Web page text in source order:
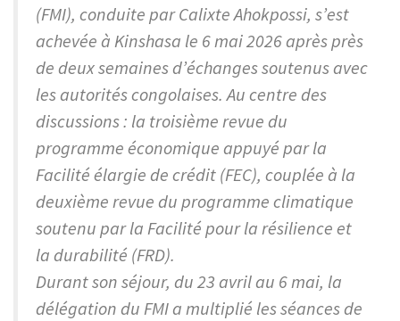
(FMI), conduite par Calixte Ahokpossi, s’est
achevée à Kinshasa le 6 mai 2026 après près
de deux semaines d’échanges soutenus avec
les autorités congolaises. Au centre des
discussions : la troisième revue du
programme économique appuyé par la
Facilité élargie de crédit (FEC), couplée à la
deuxième revue du programme climatique
soutenu par la Facilité pour la résilience et
la durabilité (FRD).
Durant son séjour, du 23 avril au 6 mai, la
délégation du FMI a multiplié les séances de